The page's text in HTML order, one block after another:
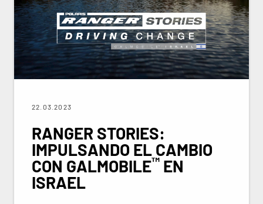
22.03.2023
RANGER STORIES:
IMPULSANDO EL CAMBIO
CON GALMOBILE™ EN
ISRAEL